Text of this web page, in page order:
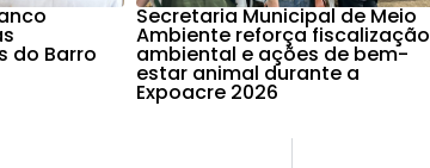
do Barro
Secretaria Municipal de Meio
Ambiente reforça fiscalização
ambiental e ações de bem-
estar animal durante a
Expoacre 2026